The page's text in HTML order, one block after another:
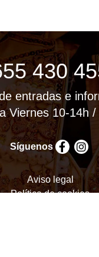
430
entradas e
Viernes 10-14h /
Síguenos
Aviso legal
Política de cookies